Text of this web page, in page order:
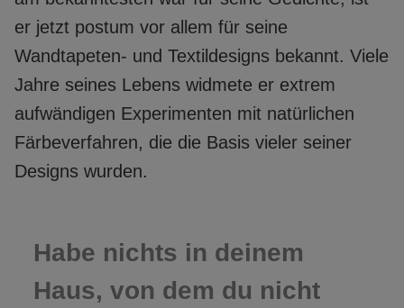
er jetzt postum vor allem für seine
Wandtapeten- und Textildesigns bekannt. Viele
Jahre seines Lebens widmete er extrem
aufwändigen Experimenten mit natürlichen
Färbeverfahren, die die Basis vieler seiner
Designs wurden.
Habe nichts in deinem
Haus, von dem du nicht